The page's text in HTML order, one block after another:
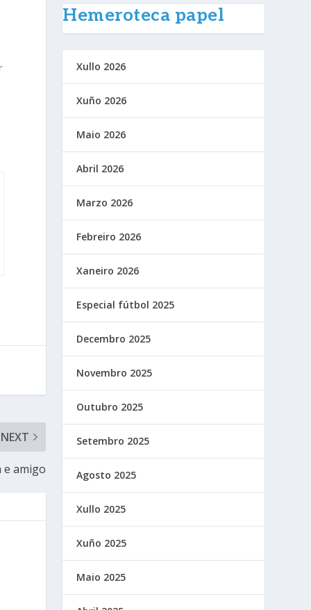
NEXT
e amigo
Hemeroteca papel
Xullo 2026
Xuño 2026
Maio 2026
Abril 2026
Marzo 2026
Febreiro 2026
Xaneiro 2026
Especial fútbol 2025
Decembro 2025
Novembro 2025
Outubro 2025
Setembro 2025
Agosto 2025
Xullo 2025
Xuño 2025
Maio 2025